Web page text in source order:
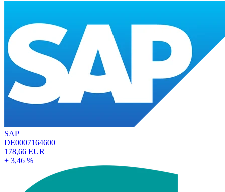
SAP
DE0007164600
178,66 EUR
+ 3,46 %